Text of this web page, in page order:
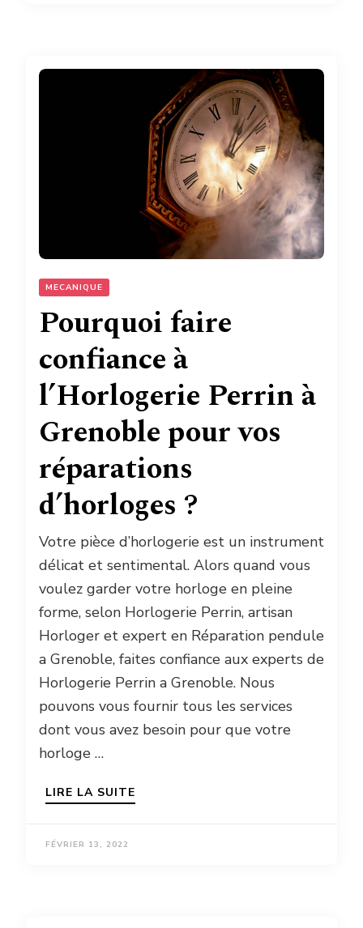
MECANIQUE
Pourquoi faire
confiance à
l’Horlogerie Perrin à
Grenoble pour vos
réparations
d’horloges ?
Votre pièce d’horlogerie est un instrument
délicat et sentimental. Alors quand vous
voulez garder votre horloge en pleine
forme, selon Horlogerie Perrin, artisan
Horloger et expert en Réparation pendule
a Grenoble, faites confiance aux experts de
Horlogerie Perrin a Grenoble. Nous
pouvons vous fournir tous les services
dont vous avez besoin pour que votre
horloge …
LIRE LA SUITE
FÉVRIER 13, 2022